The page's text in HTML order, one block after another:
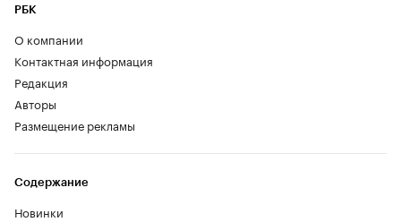
РБК
О компании
Контактная информация
Редакция
Авторы
Размещение рекламы
Содержание
Новинки